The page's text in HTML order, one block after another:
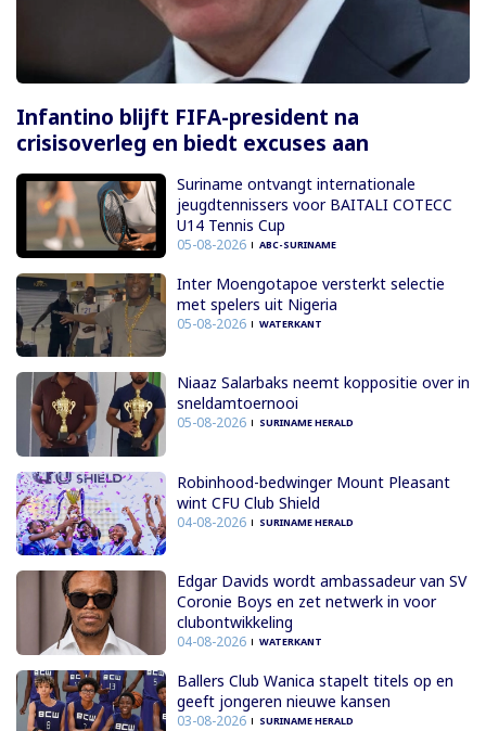
Infantino blijft FIFA-president na
crisisoverleg en biedt excuses aan
Suriname ontvangt internationale
jeugdtennissers voor BAITALI COTECC
U14 Tennis Cup
05-08-2026 ABC-SURINAME
Inter Moengotapoe versterkt selectie
met spelers uit Nigeria
05-08-2026 WATERKANT
Niaaz Salarbaks neemt koppositie over in
sneldamtoernooi
05-08-2026 SURINAME HERALD
Robinhood-bedwinger Mount Pleasant
wint CFU Club Shield
04-08-2026 SURINAME HERALD
Edgar Davids wordt ambassadeur van SV
Coronie Boys en zet netwerk in voor
clubontwikkeling
04-08-2026 WATERKANT
Ballers Club Wanica stapelt titels op en
geeft jongeren nieuwe kansen
03-08-2026 SURINAME HERALD